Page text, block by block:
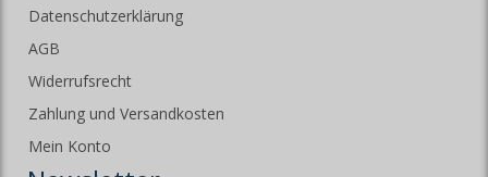
Datenschutzerklärung
AGB
Widerrufsrecht
Zahlung und Versandkosten
Mein Konto